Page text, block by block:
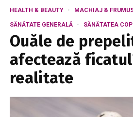
HEALTH & BEAUTY MACHIAJ &
SĂNĂTATE GENERALĂ SĂNĂTATEA
Ouăle de
afectează
realitate